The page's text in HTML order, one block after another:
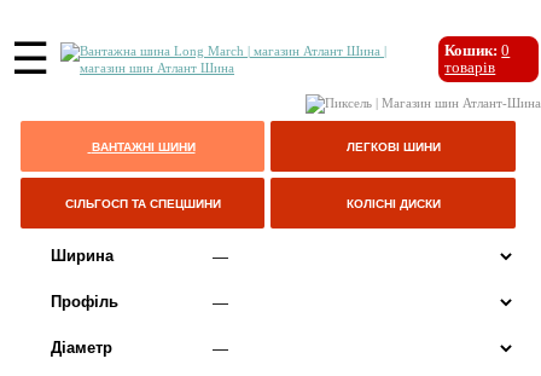
☰ Кошик: 0
товарів
ВАНТАЖНІ ШИНИ ЛЕГКОВІ ШИНИ
СІЛЬГОСП ТА СПЕЦШИНИ КОЛІСНІ ДИСКИ
Ширина
Профіль
Діаметр